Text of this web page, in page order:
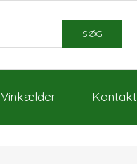
SØG
Vinkælder Kontakt